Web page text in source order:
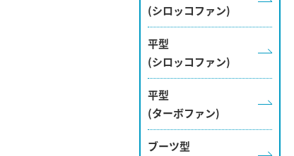
(シロッコファン)
平型
(シロッコファン)
平型
(ターボファン)
ブーツ型